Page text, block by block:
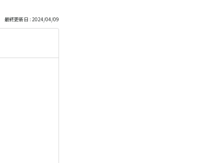
最終更新日 : 2024/04/09